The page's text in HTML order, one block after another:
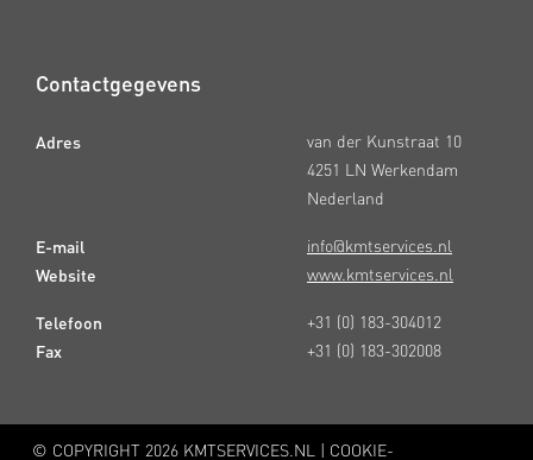
Contactgegevens
Adres
E-mail
Website
Telefoon
Fax
van der Kunstraat 10
4251 LN Werkendam
Nederland
info@kmtservices.nl
www.kmtservices.nl
+31 (0) 183-304012
+31 (0) 183-302008
© COPYRIGHT 2026 KMTSERVICES.NL | COOKIE-